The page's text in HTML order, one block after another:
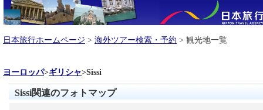
日本旅行ホームページ > 海外ツアー検索・予約 > 観光地一覧
ヨーロッパ>ギリシャ>Sissi
Sissi関連のフォトマップ